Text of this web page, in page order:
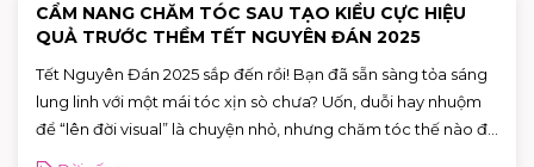
CẨM NANG CHĂM TÓC SAU TẠO KIỂU CỰC HIỆU
QUẢ TRƯỚC THỀM TẾT NGUYÊN ĐÁN 2025
Tết Nguyên Đán 2025 sắp đến rồi! Bạn đã sẵn sàng tỏa sáng
lung linh với một mái tóc xịn sò chưa? Uốn, duỗi hay nhuộm
để “lên đời visual” là chuyện nhỏ, nhưng chăm tóc thế nào để